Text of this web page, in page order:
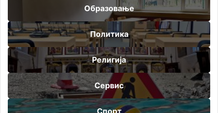
Образовање
Политика
Религија
Сервис
Спорт